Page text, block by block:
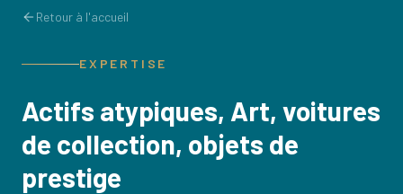
Retour à l'accueil
EXPERTISE
Actifs atypiques, Art, voitures
de collection, objets de
prestige